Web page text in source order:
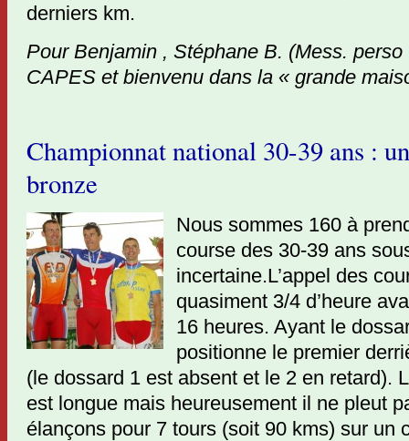
derniers km.
Pour Benjamin , Stéphane B. (Mess.
CAPES et bienvenu dans la « grande
Championnat national 30-39 ans :
bronze
Nous sommes 160 à
course des 30-39 ans
incertaine.L’appel des
quasiment 3/4 d’heure
16 heures. Ayant le
positionne le premier
(le dossard 1 est absent et le 2 en retard).
est longue mais heureusement il ne pleut
élançons pour 7 tours (soit 90 kms) sur un